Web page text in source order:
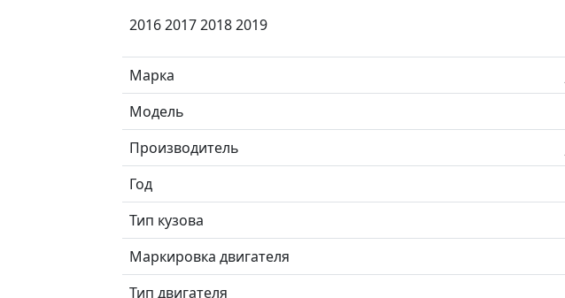
2016 2017 2018 2019
Марка
Модель
Производитель
Год
Тип кузова
Маркировка двигателя
Тип двигателя